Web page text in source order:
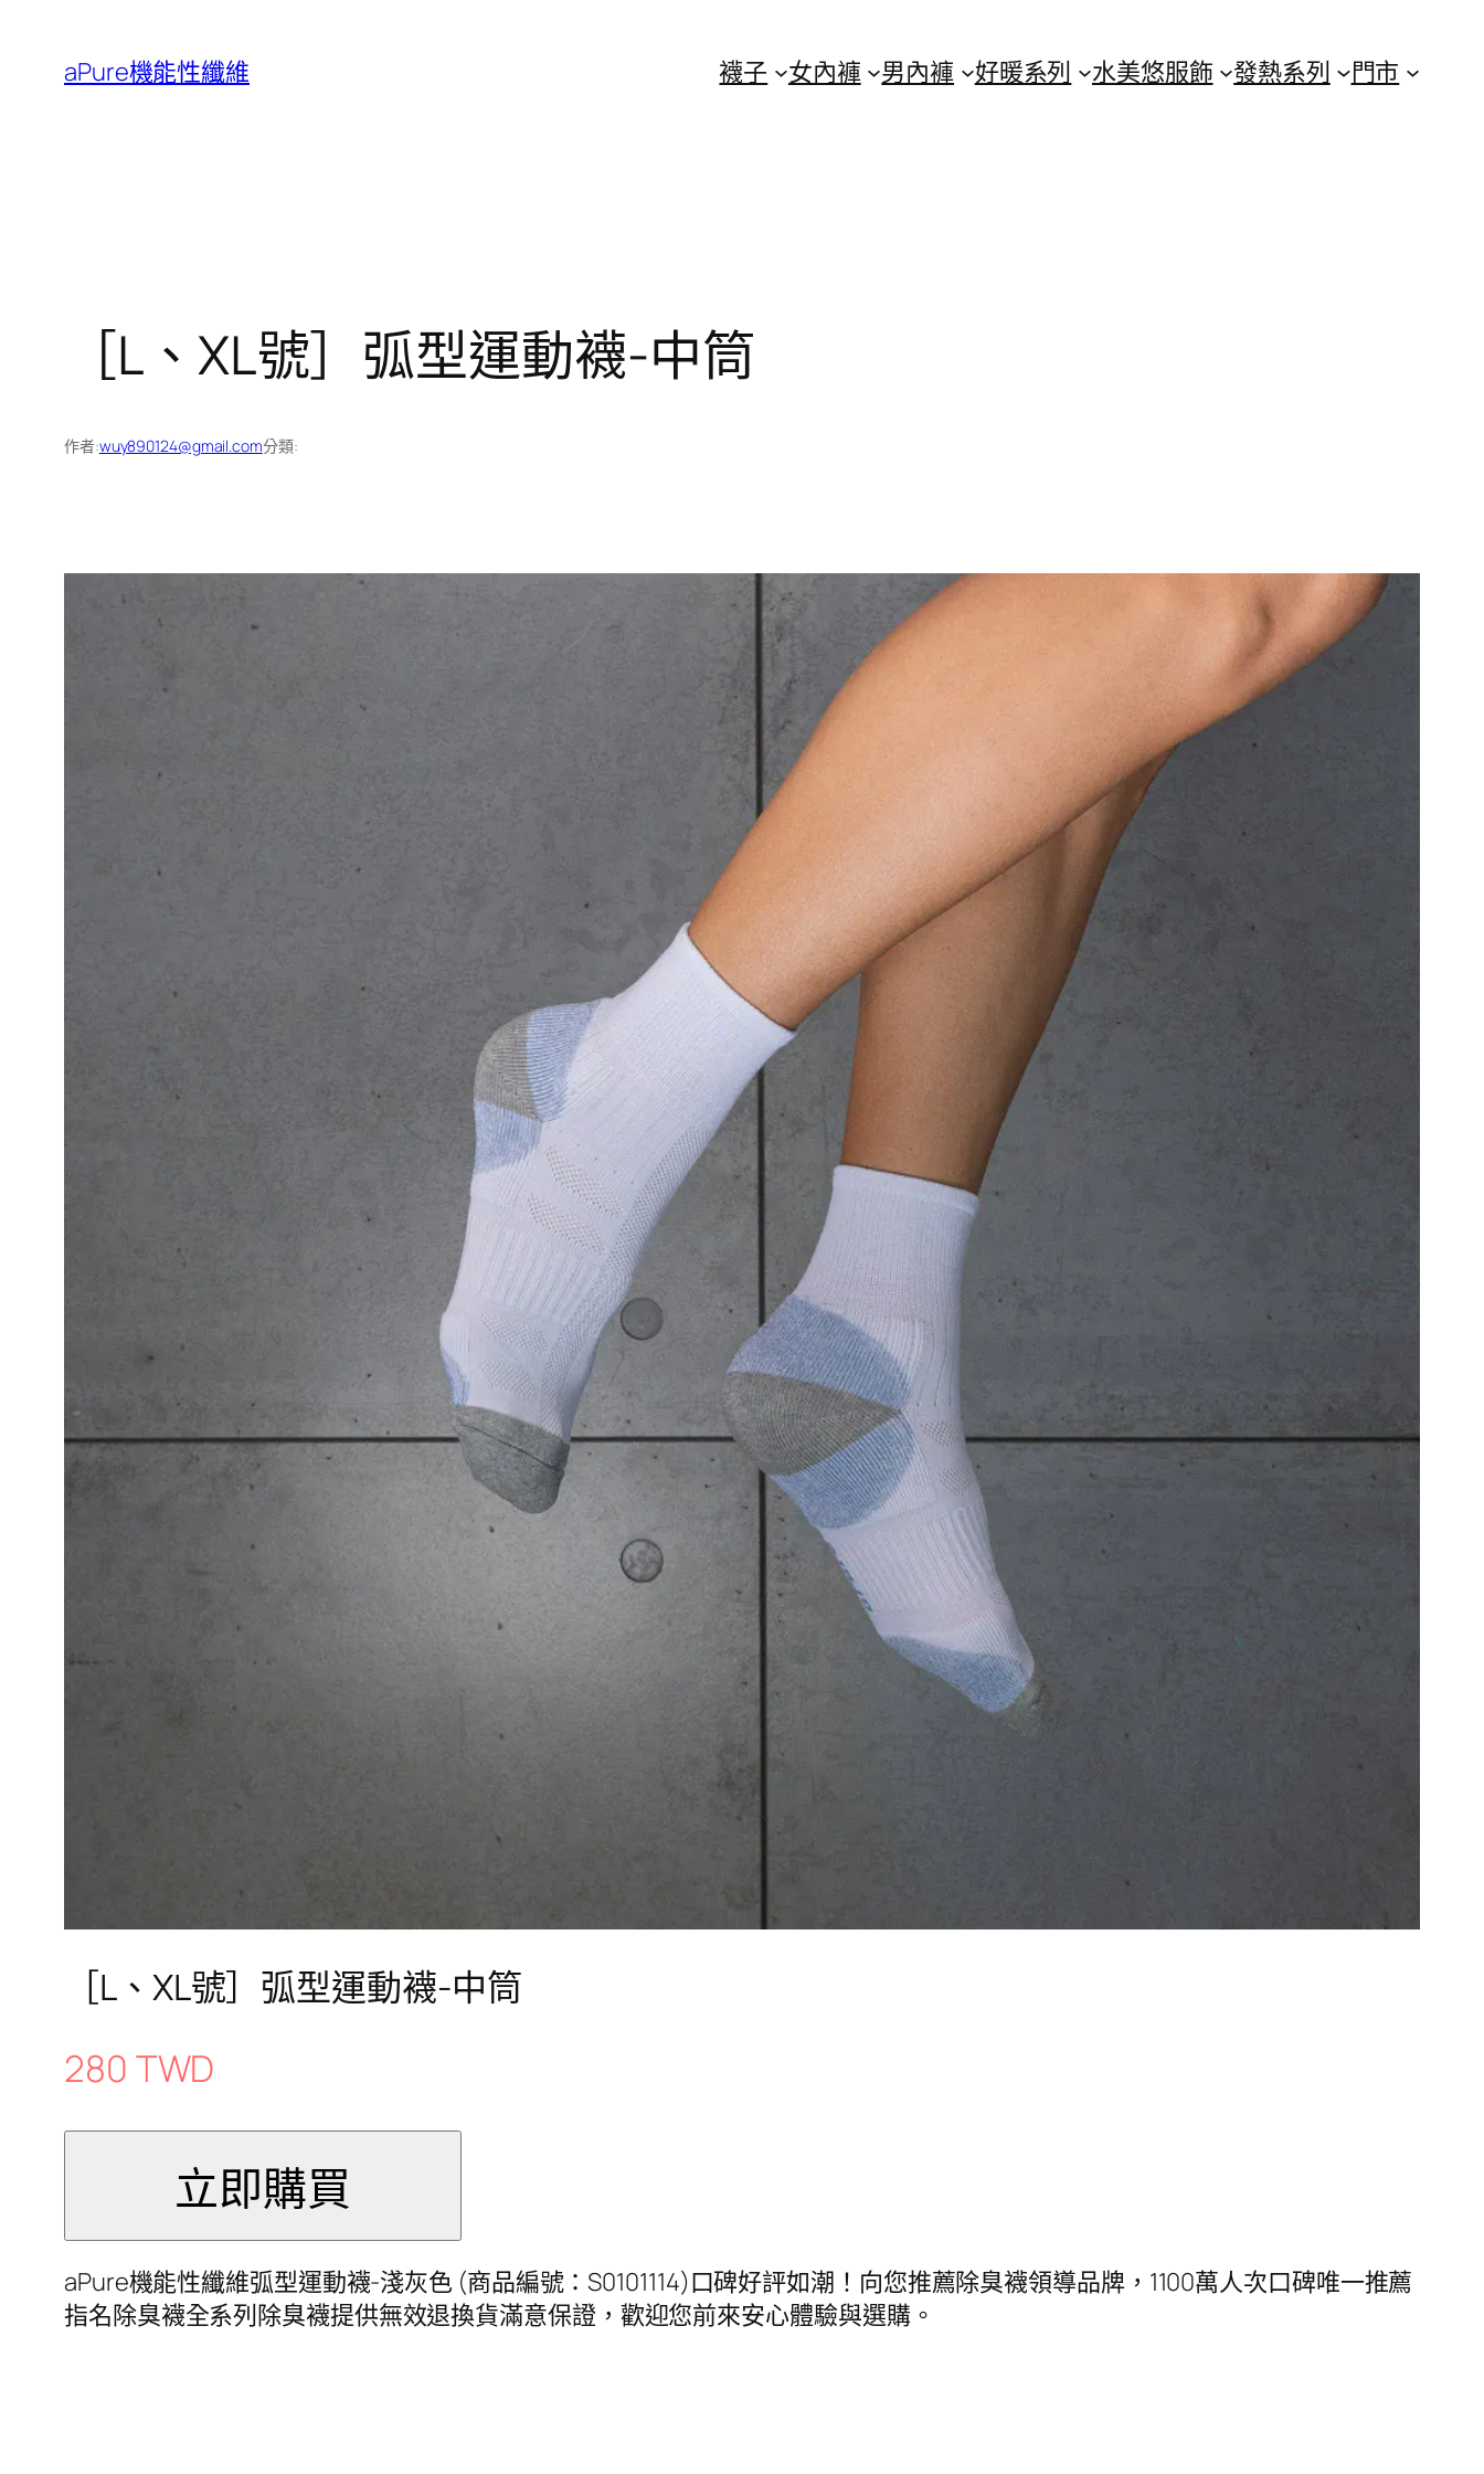
aPure機能性纖維 襪子 女內褲 男內褲 好暖系列 水美悠服飾 發熱系列 門市
［L、XL號］弧型運動襪-中筒
作者:wuy890124@gmail.com分類:
［L、XL號］弧型運動襪-中筒
280 TWD
aPure機能性纖維弧型運動襪-淺灰色 (商品編號：S0101114)口碑好評如潮！向您推薦除臭襪領導品牌，1100萬人次口碑唯一推薦
指名除臭襪全系列除臭襪提供無效退換貨滿意保證，歡迎您前來安心體驗與選購。